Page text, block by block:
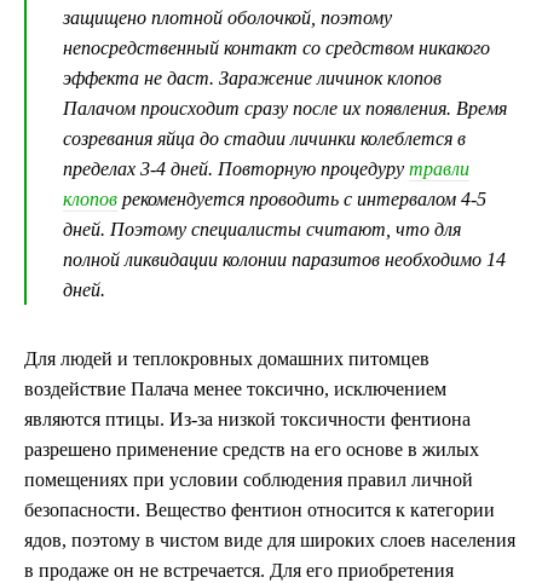
защищено плотной оболочкой, поэтому
непосредственный контакт со средством никакого
эффекта не даст. Заражение личинок клопов
Палачом происходит сразу после их появления. Время
созревания яйца до стадии личинки колеблется в
пределах 3-4 дней. Повторную процедуру травли
клопов рекомендуется проводить с интервалом 4-5
дней. Поэтому специалисты считают, что для
полной ликвидации колонии паразитов необходимо 14
дней.
Для людей и теплокровных домашних питомцев
воздействие Палача менее токсично, исключением
являются птицы. Из-за низкой токсичности фентиона
разрешено применение средств на его основе в жилых
помещениях при условии соблюдения правил личной
безопасности. Вещество фентион относится к категории
ядов, поэтому в чистом виде для широких слоев населения
в продаже он не встречается. Для его приобретения